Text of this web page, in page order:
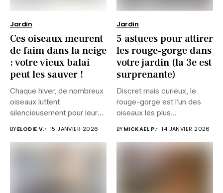
Jardin
Ces oiseaux meurent
de faim dans la neige
: votre vieux balai
peut les sauver !
Chaque hiver, de nombreux
oiseaux luttent
silencieusement pour leur
BYELODIE V. 15 JANVIER 2026
Jardin
5 astuces pour attirer
les rouge-gorge dans
votre jardin (la 3e est
surprenante)
Discret mais curieux, le
rouge-gorge est l’un des
oiseaux les plus
BYMICKAEL P. 14 JANVIER 2026